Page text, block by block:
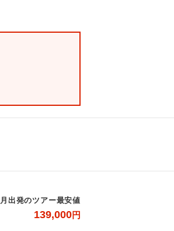
月出発のツアー最安値
139,000円